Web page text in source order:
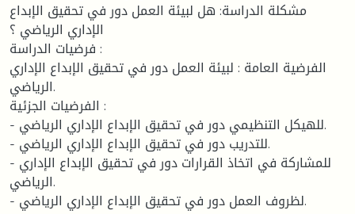
مشكلة الدراسة: هل لبيئة العمل دور في تحقيق الإبداع
الإداري الرياضي ؟
فرضيات الدراسة :
الفرضية العامة : لبيئة العمل دور في تحقيق الإبداع الإداري
الرياضي.
الفرضيات الجزئية :
- للهيكل التنظيمي دور في تحقيق الإبداع الإداري الرياضي.
- للتدريب دور في تحقيق الإبداع الإداري الرياضي.
- للمشاركة في اتخاذ القرارات دور في تحقيق الإبداع الإداري
الرياضي.
- لظروف العمل دور في تحقيق الإبداع الإداري الرياضي.